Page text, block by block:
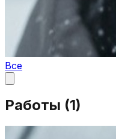
Все
Работы (1)